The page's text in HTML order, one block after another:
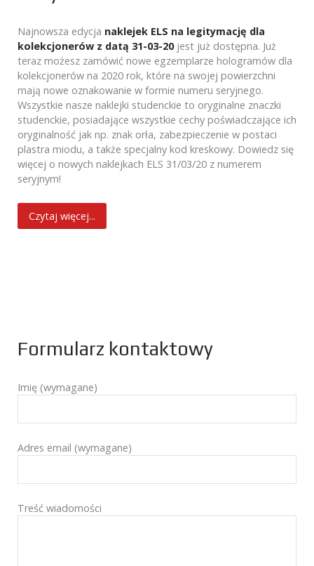
Najnowsza edycja naklejek ELS na legitymację dla
kolekcjonerów z datą 31-03-20 jest już dostępna. Już
teraz możesz zamówić nowe egzemplarze hologramów dla
kolekcjonerów na 2020 rok, które na swojej powierzchni
mają nowe oznakowanie w formie numeru seryjnego.
Wszystkie nasze naklejki studenckie to oryginalne znaczki
studenckie, posiadające wszystkie cechy poświadczające ich
oryginalność jak np. znak orła, zabezpieczenie w postaci
plastra miodu, a także specjalny kod kreskowy. Dowiedz się
więcej o nowych naklejkach ELS 31/03/20 z numerem
seryjnym!
Czytaj więcej...
Formularz kontaktowy
Imię (wymagane)
Adres email (wymagane)
Treść wiadomości